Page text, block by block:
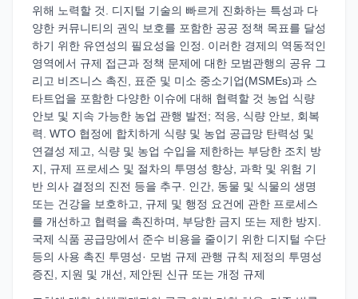
위해 노력할 것. 디지털 기술의 빠르게 진화하는 특성과 다
양한 커뮤니티의 권익 보호를 포함한 공공 정책 목표를 달성
하기 위한 유연성의 필요성을 인정. 이러한 경제의 역동적인
영역에서 규제 접근과 정책 문제에 대한 모범관행의 공유 그
리고 비즈니스 촉진, 표준 및 미소 중소기업(MSMEs)과 스
타트업을 포함한 다양한 이슈에 대해 협력할 것 농업 식량
안보 및 지속 가능한 농업 관행 발전; 적응, 식량 안보, 회복
력. WTO 협정에 합치하게 식량 및 농업 공급망 탄력성 및
연결성 제고, 식량 및 농업 수입을 제한하는 부당한 조치 방
지, 규제 프로세스 및 절차의 투명성 향상, 과학 및 위험 기
반 의사 결정의 진전 등을 추구. 인간, 동물 및 식물의 생명
또는 건강을 보호하고, 규제 및 행정 요건에 관한 프로세스
를 개선하고 협력을 촉진하며, 부당한 금지 또는 제한 방지.
국제 식품 공급망에서 준수 비용을 줄이기 위한 디지털 수단
등의 사용 촉진 투명성· 모범 규제 관행 규칙 제정의 투명성
증진, 지원 및 개선, 제안된 신규 또는 개정 규제